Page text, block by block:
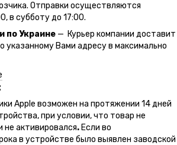
Отправки осуществляются
в субботу до 17:00.
по Украине — Курьер компании доставит
указанному Вами адресу в максимально
Apple возможен на протяжении 14 дней
при условии, что товар не
не активировался. Если во
в устройстве было выявлен заводской